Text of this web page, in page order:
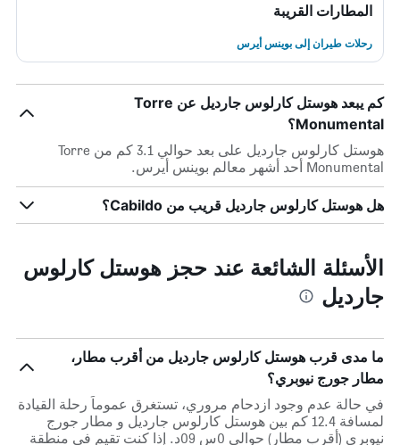
المطارات القريبة
رحلات طيران إلى بوينس أيرس
كم يبعد هوستل كارلوس جارديل عن Torre
Monumental؟
هوستل كارلوس جارديل على بعد حوالي 3.1 كم من Torre
Monumental أحد أشهر معالم بوينس أيرس.
هل هوستل كارلوس جارديل قريب من Cabildo؟
الأسئلة الشائعة عند حجز هوستل كارلوس
جارديل
ما مدى قرب هوستل كارلوس جارديل من أقرب مطار،
مطار جورج نيوبري؟
في حالة عدم وجود ازدحام مروري، تستغرق عموماً رحلة القيادة
لمسافة 12.4 كم بين هوستل كارلوس جارديل و مطار جورج
نيوبري (أقرب مطار) حوالي 0س 09د. إذا كنت تقيم في منطقة